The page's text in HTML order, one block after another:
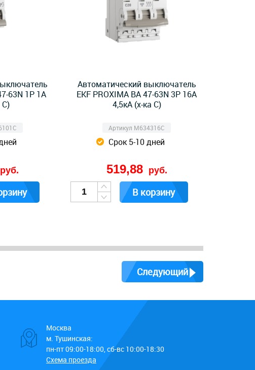
63N 1Р 1А
руб.
Автоматический выключатель
EKF PROXIMA ВА 47-63N 3Р 16А
4,5кА (х-ка C)
Артикул M634316C
Срок 5-10 дней
519,88 руб.
В корзину
Следующий
Москва
м. Тушинская:
пн-пт 09:00-18:00, сб-вс 10:00-18:30
Схема проезда